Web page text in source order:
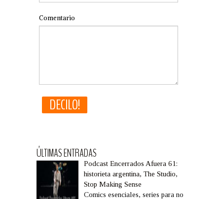
Comentario
ÚLTIMAS ENTRADAS
Podcast Encerrados Afuera 61:
historieta argentina, The Studio,
Stop Making Sense
Comics esenciales, series para no